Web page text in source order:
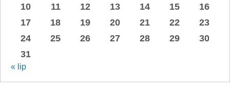
10
11 12 13 14 15
16
17
18 19 20 21 22
23
24
25 26 27 28 29
30
31
« lip